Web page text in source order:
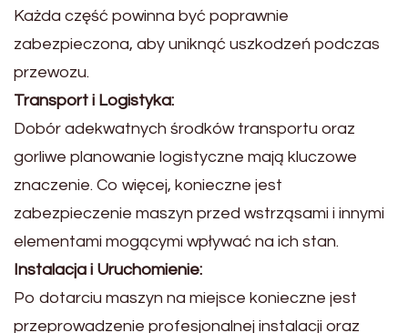
Każda część powinna być poprawnie
zabezpieczona, aby uniknąć uszkodzeń podczas
przewozu.
Transport i Logistyka:
Dobór adekwatnych środków transportu oraz
gorliwe planowanie logistyczne mają kluczowe
znaczenie. Co więcej, konieczne jest
zabezpieczenie maszyn przed wstrząsami i innymi
elementami mogącymi wpływać na ich stan.
Instalacja i Uruchomienie:
Po dotarciu maszyn na miejsce konieczne jest
przeprowadzenie profesjonalnej instalacji oraz